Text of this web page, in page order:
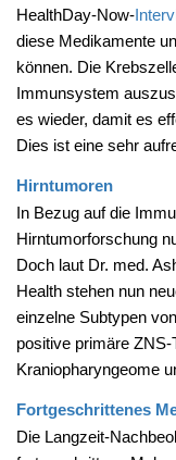
HealthDay-Now-
diese Medikamente
können. Die
Immunsystem
es wieder, damit es
Dies ist eine sehr
Hirntumoren
In Bezug auf die
Hirntumorforschung
Doch laut Dr. med.
Health stehen nun
einzelne Subtypen
positive primäre ZNS-
Kraniopharyngeome
Fortgeschrittenes
Die Langzeit-